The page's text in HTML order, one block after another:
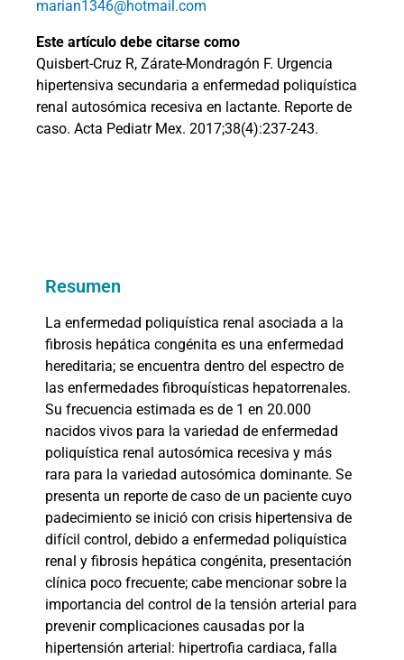
marian1346@hotmail.com
Este artículo debe citarse como
Quisbert-Cruz R, Zárate-Mondragón F. Urgencia
hipertensiva secundaria a enfermedad poliquística
renal autosómica recesiva en lactante. Reporte de
caso. Acta Pediatr Mex. 2017;38(4):237-243.
Resumen
La enfermedad poliquística renal asociada a la
fibrosis hepática congénita es una enfermedad
hereditaria; se encuentra dentro del espectro de
las enfermedades fibroquísticas hepatorrenales.
Su frecuencia estimada es de 1 en 20.000
nacidos vivos para la variedad de enfermedad
poliquística renal autosómica recesiva y más
rara para la variedad autosómica dominante. Se
presenta un reporte de caso de un paciente cuyo
padecimiento se inició con crisis hipertensiva de
difícil control, debido a enfermedad poliquística
renal y fibrosis hepática congénita, presentación
clínica poco frecuente; cabe mencionar sobre la
importancia del control de la tensión arterial para
prevenir complicaciones causadas por la
hipertensión arterial: hipertrofia cardiaca, falla